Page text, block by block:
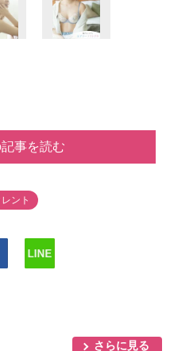
事を読む
ント
さらに見る